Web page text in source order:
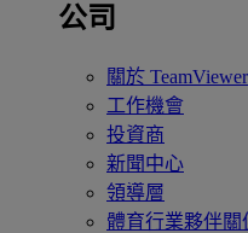
公司
關於 TeamViewer
工作機會
投資商
新聞中心
領導層
體育行業夥伴關